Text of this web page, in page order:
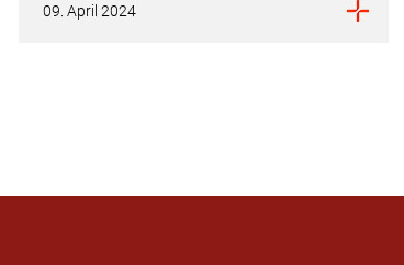
09. April 2024